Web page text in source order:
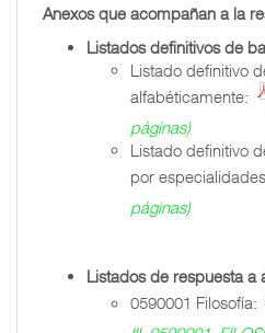
Anexos que acompañan a la
Listados definitivos de
Listado definitivo
alfabéticamente:
páginas)
Listado definitivo
por
páginas)
Listados de respuesta a
0590001 Filosofía: